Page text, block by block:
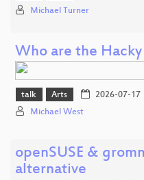
Michael Turner
Who are the Hacky
talk Arts 2026-07-17
Michael West
openSUSE &
alternative